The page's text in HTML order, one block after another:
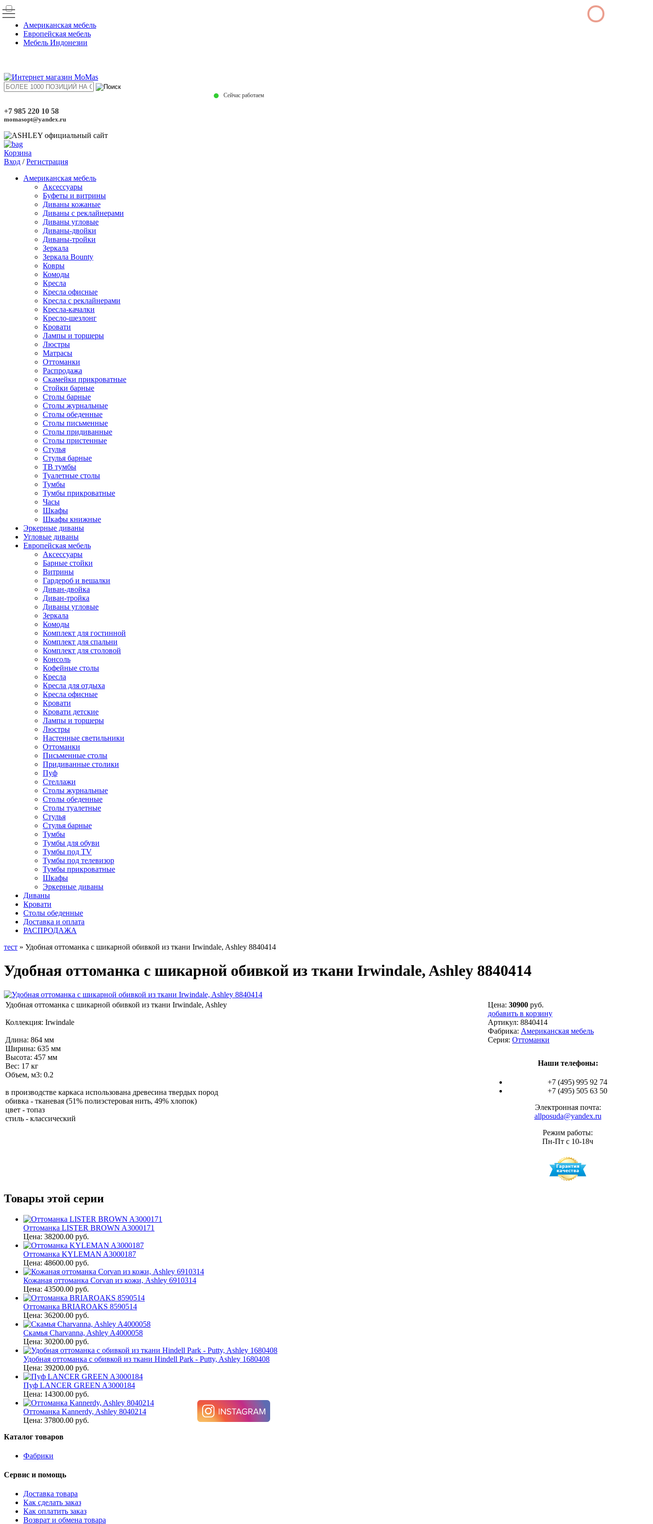
Американская мебель
Европейская мебель
Мебель Индонезии
Сейчас работаем
+7 985 220 10 58
momasopt@yandex.ru
Корзина
Вход /Регистрация
Американская мебель
Аксессуары
Буфеты и витрины
Диваны кожаные
Диваны с реклайнерами
Диваны угловые
Диваны-двойки
Диваны-тройки
Зеркала
Зеркала Bounty
Ковры
Комоды
Кресла
Кресла офисные
Кресла с реклайнерами
Кресла-качалки
Кресло-шезлонг
Кровати
Лампы и торшеры
Люстры
Матрасы
Оттоманки
Распродажа
Скамейки прикроватные
Стойки барные
Столы барные
Столы журнальные
Столы обеденные
Столы письменные
Столы придиванные
Столы пристенные
Стулья
Стулья барные
ТВ тумбы
Туалетные столы
Тумбы
Тумбы прикроватные
Часы
Шкафы
Шкафы книжные
Эркерные диваны
Угловые диваны
Европейская мебель
Аксессуары
Барные стойки
Витрины
Гардероб и вешалки
Диван-двойка
Диван-тройка
Диваны угловые
Зеркала
Комоды
Комплект для гостинной
Комплект для спальни
Комплект для столовой
Консоль
Кофейные столы
Кресла
Кресла для отдыха
Кресла офисные
Кровати
Кровати детские
Лампы и торшеры
Люстры
Настенные светильники
Оттоманки
Письменные столы
Придиванные столики
Пуф
Стеллажи
Столы журнальные
Столы обеденные
Столы туалетные
Стулья
Стулья барные
Тумбы
Тумбы для обуви
Тумбы под TV
Тумбы под телевизор
Тумбы прикроватные
Шкафы
Эркерные диваны
Диваны
Кровати
Столы обеденные
Доставка и оплата
РАСПРОДАЖА
тест » Удобная оттоманка с шикарной обивкой из ткани Irwindale, Ashley 8840414
Удобная оттоманка с шикарной обивкой из ткани Irwindale, Ashley 8840414
Удобная оттоманка с шикарной обивкой из ткани Irwindale, Ashley
Коллекция: Irwindale
Длина: 864 мм
Ширина: 635 мм
Высота: 457 мм
Вес: 17 кг
Объем, м3: 0.2
в производстве каркаса использована древесина твердых пород
обивка - тканевая (51% полиэстеровая нить, 49% хлопок)
цвет - топаз
стиль - классический
Цена: 30900 руб.
добавить в корзину
Артикул: 8840414
Фабрика: Американская мебель
Серия: Оттоманки
Наши телефоны:
+7 (495) 995 92 74
+7 (495) 505 63 50
Электронная почта:
allposuda@yandex.ru
Режим работы:
Пн-Пт с 10-18ч
Товары этой серии
Оттоманка LISTER BROWN A3000171
Цена: 38200.00 руб.
Оттоманка KYLEMAN A3000187
Цена: 48600.00 руб.
Кожаная оттоманка Corvan из кожи, Ashley 6910314
Цена: 43500.00 руб.
Оттоманка BRIAROAKS 8590514
Цена: 36200.00 руб.
Скамья Charvanna, Ashley A4000058
Цена: 30200.00 руб.
Удобная оттоманка с обивкой из ткани Hindell Park - Putty, Ashley 1680408
Цена: 39200.00 руб.
Пуф LANCER GREEN A3000184
Цена: 14300.00 руб.
Оттоманка Kannerdy, Ashley 8040214
Цена: 37800.00 руб.
Каталог товаров
Фабрики
Сервис и помощь
Доставка товара
Как сделать заказ
Как оплатить заказ
Возврат и обмена товара